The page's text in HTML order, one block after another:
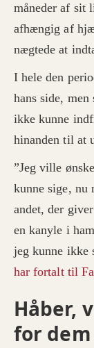
måneder af sit
afhængig af
nægtede at
I hele den
hans side,
ikke kunne
hinanden til at
”Jeg ville
kunne sige, nu
andet, der
en kanyle i
jeg kunne ikke
har fortalt til
Håber,
for dem